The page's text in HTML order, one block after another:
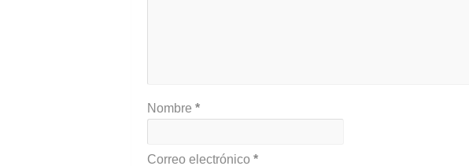
Nombre *
Correo electrónico *